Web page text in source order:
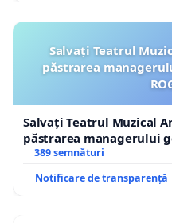
Salvați Teatrul
păstrarea
Salvați Teatrul Muzical
păstrarea managerului
ROGOJAN
389 semnături
Notificare de transparență